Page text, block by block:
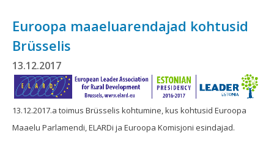
Euroopa maaeluarendajad kohtusid
Brüsselis
13.12.2017
13.12.2017.a toimus Brüsselis kohtumine, kus kohtusid Euroopa
Maaelu Parlamendi, ELARDi ja Euroopa Komisjoni esindajad.